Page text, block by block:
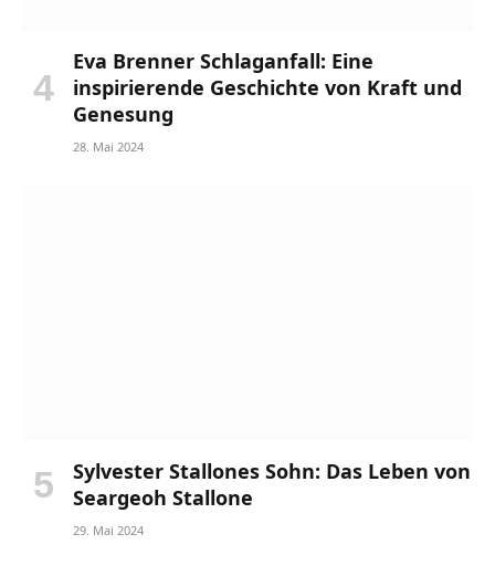
Eva Brenner Schlaganfall: Eine
inspirierende Geschichte von Kraft und
Genesung
28. Mai 2024
Sylvester Stallones Sohn: Das Leben von
Seargeoh Stallone
29. Mai 2024